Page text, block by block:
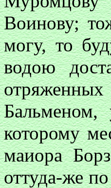
Воинову;
могу, то
водою
Бальменом,
которому
маиора
оттуда-же